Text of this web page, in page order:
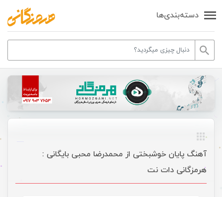
دسته‌بندی‌ها
آهنگ پایان خوشبختی از محمدرضا محبی بایگانی :
هرمزگانی دات نت